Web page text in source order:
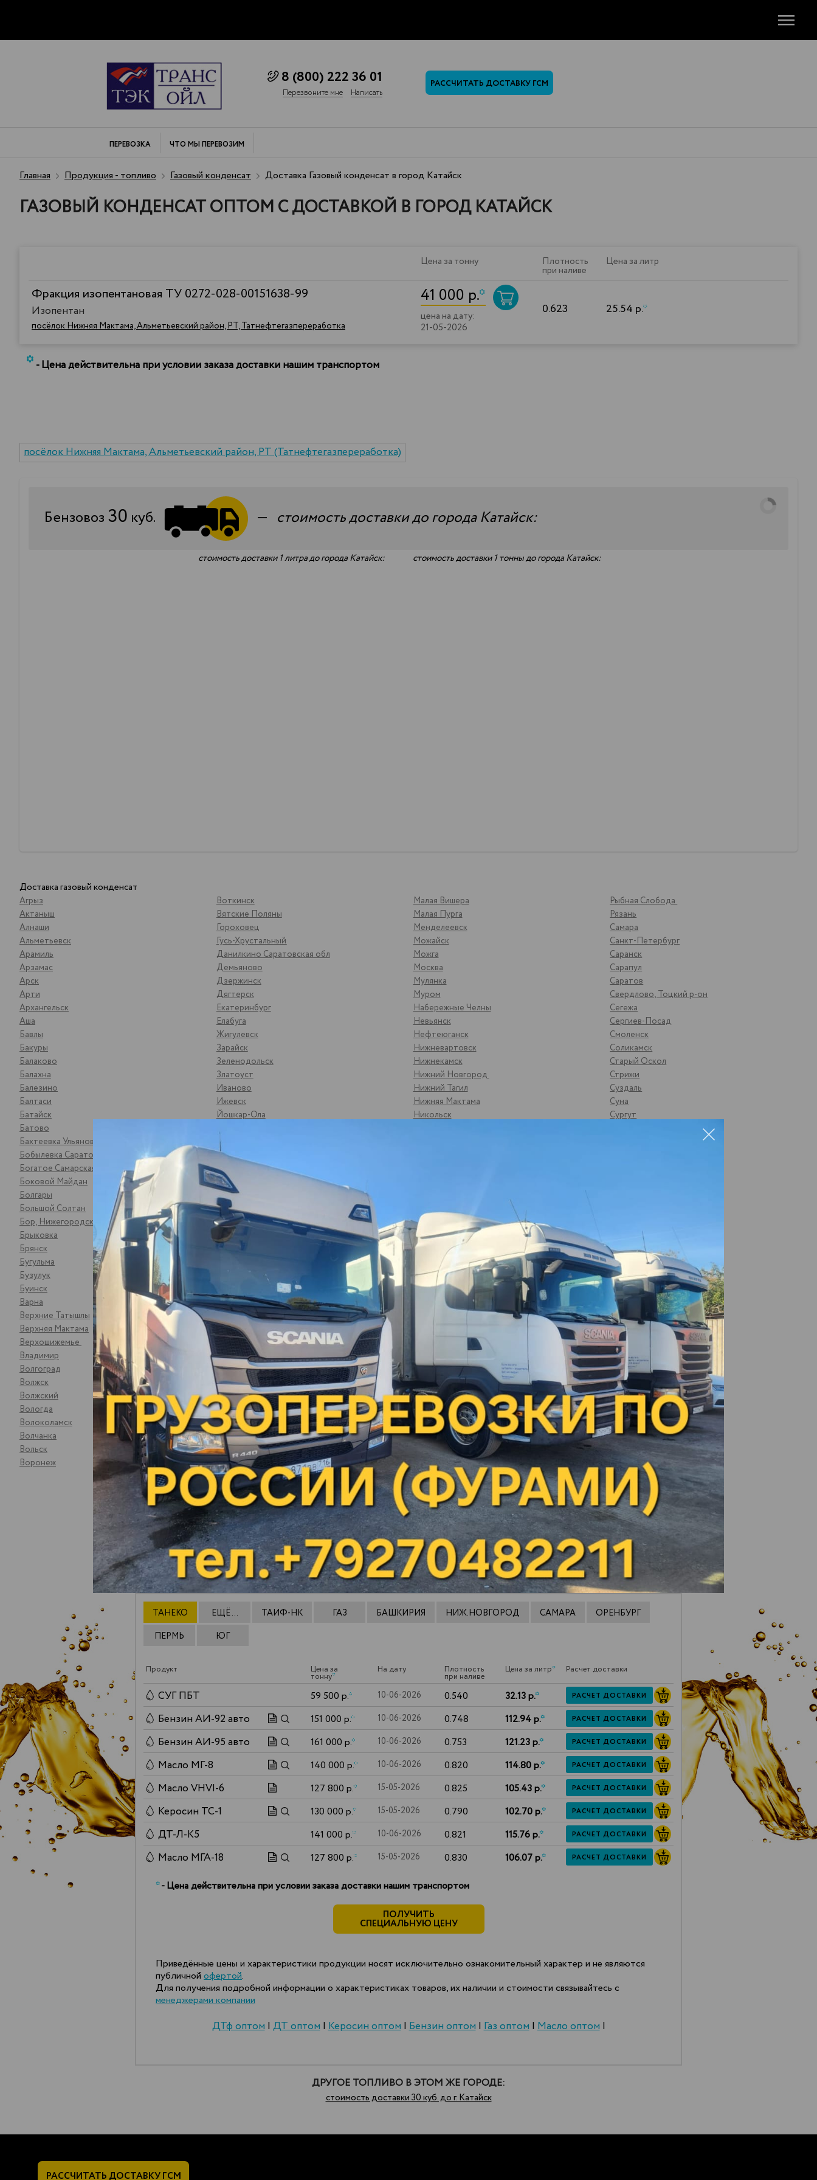
8 (800) 222 36 01
Перезвоните мне Написать
РАССЧИТАТЬ ДОСТАВКУ ГСМ
ПЕРЕВОЗКА ЧТО МЫ ПЕРЕВОЗИМ
Главная Продукция - топливо Газовый конденсат Доставка Газовый конденсат в город Катайск
ГАЗОВЫЙ КОНДЕНСАТ ОПТОМ С ДОСТАВКОЙ В ГОРОД КАТАЙСК
Цена за тонну Плотность
при наливе
Цена за литр
Фракция изопентановая ТУ 0272-028-00151638-99
Изопентан
посёлок Нижняя Мактама, Альметьевский район, РТ, Татнефтегазпереработка
41 000 р.*
цена на дату:
21-05-2026
0.623 25.54 р.*
* - Цена действительна при условии заказа доставки нашим транспортом
посёлок Нижняя Мактама, Альметьевский район, РТ (Татнефтегазпереработка)
Бензовоз 30 куб. — стоимость доставки до города Катайск:
стоимость доставки 1 литра до города Катайск: стоимость доставки 1 тонны до города Катайск:
Доставка газовый конденсат
Агрыз
Актаныш
Алнаши
Альметьевск
Арамиль
Арзамас
Арск
Арти
Архангельск
Аша
Бавлы
Бакуры
Балаково
Балахна
Балезино
Балтаси
Батайск
Батово
Бахтеевка Ульяновская обл
Бобылевка Саратовская обл
Богатое Самарская обл
Боковой Майдан
Болгары
Большой Солтан
Бор, Нижегородская обл
Брыковка
Брянск
Бугульма
Бузулук
Буинск
Варна
Верхние Татышлы
Верхняя Мактама
Верхошижемье
Владимир
Волгоград
Волжск
Волжский
Вологда
Волоколамск
Волчанка
Вольск
Воронеж
Воткинск
Вятские Поляны
Гороховец
Гусь-Хрустальный
Данилкино Саратовская обл
Демьяново
Дзержинск
Дягтерск
Екатеринбург
Елабуга
Жигулевск
Зарайск
Зеленодольск
Златоуст
Иваново
Ижевск
Йошкар-Ола
Калининск
Калуга
Камышлов
Катайск
Кемь
Киржач
Киров
Кирово-Чепецк
Ковров
Котлас
Котово
Кошки
Красноуфимск
Красноярск
Кстово
Курган
Курск
Кушумский Ершов
Ликино-Дулёво
Липецк
Лыткарино
Люберцы
Магнитогорск
Малая Вишера
Малая Пурга
Менделеевск
Можайск
Можга
Москва
Мулянка
Муром
Набережные Челны
Невьянск
Нефтеюганск
Нижневартовск
Нижнекамск
Нижний Новгород
Нижний Тагил
Нижняя Мактама
Никольск
Орел
Оренбург
Орск
Отрадный
Павлово
Пекша
Пенза
Первоуральск
Пермь
Покачи
Полевской
Почеп
Починки
Псков
Пугачев
Ромоданово
Рыбинск
Рыбная Слобода
Рязань
Самара
Санкт-Петербург
Саранск
Сарапул
Саратов
Свердлово, Тоцкий р-он
Сегежа
Сергиев-Посад
Смоленск
Соликамск
Старый Оскол
Стрижи
Суздаль
Суна
Сургут
Ульяновск
Усть-Катав
Уфа
Ухта
Цильна
Чайковский
Чебаркуль
Чебоксары
Чекалино
Челябинск
Чернушка
Шубино
Шумерля
Энгельс
Южноуральск
Юнгапоси
Ярославль
СТОИМОСТЬ НЕФТЕПРОДУКТОВ НА 14 ИЮЛЯ 2026
ТАНЕКО ЕЩЁ ... ТАИФ-НК ГАЗ БАШКИРИЯ НИЖ.НОВГОРОД САМАРА
ОРЕНБУРГ
ПЕРМЬ
ЮГ
Продукт Цена за
тонну*
На дату Плотность
при наливе
Цена за литр* Расчет доставки
СУГ ПБТ 59 500 р.* 10-06-2026 0.540 32.13 р.* РАСЧЕТ ДОСТАВКИ
Бензин АИ-92 авто 151 000 р.* 10-06-2026 0.748 112.94 р.* РАСЧЕТ ДОСТАВКИ
Бензин АИ-95 авто 161 000 р.* 10-06-2026 0.753 121.23 р.* РАСЧЕТ ДОСТАВКИ
Масло МГ-8 140 000 р.* 10-06-2026 0.820 114.80 р.* РАСЧЕТ ДОСТАВКИ
Масло VHVI-6 127 800 р.* 15-05-2026 0.825 105.43 р.* РАСЧЕТ ДОСТАВКИ
Керосин ТС-1 130 000 р.* 15-05-2026 0.790 102.70 р.* РАСЧЕТ ДОСТАВКИ
ДТ-Л-К5 141 000 р.* 10-06-2026 0.821 115.76 р.* РАСЧЕТ ДОСТАВКИ
Масло МГА-18 127 800 р.* 15-05-2026 0.830 106.07 р.* РАСЧЕТ ДОСТАВКИ
*- Цена действительна при условии заказа доставки нашим транспортом
ПОЛУЧИТЬ
СПЕЦИАЛЬНУЮ ЦЕНУ
Приведённые цены и характеристики продукции носят исключительно ознакомительный характер и не являются
публичной офертой.
Для получения подробной информации о характеристиках товаров, их наличии и стоимости связывайтесь с
менеджерами компании
ДТф оптом| ДТ оптом|Керосин оптом|Бензин оптом|Газ оптом|Масло оптом|
ДРУГОЕ ТОПЛИВО В ЭТОМ ЖЕ ГОРОДЕ:
стоимость доставки 30 куб. до г. Катайск
РАССЧИТАТЬ ДОСТАВКУ ГСМ